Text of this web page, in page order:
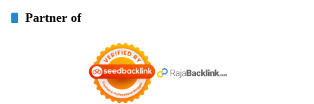
Partner of